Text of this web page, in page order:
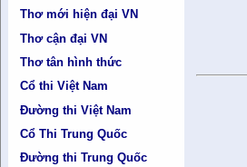
Thơ mới hiện đại VN
Thơ cận đại VN
Thơ tân hình thức
Cổ thi Việt Nam
Đường thi Việt Nam
Cổ Thi Trung Quốc
Đường thi Trung Quốc